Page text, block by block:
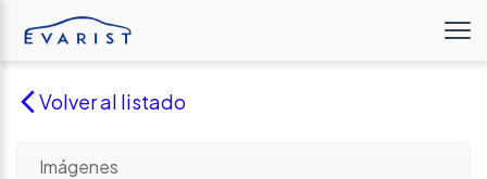
Volver al listado
Imágenes